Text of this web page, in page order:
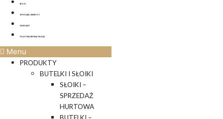
BLOG
WYSYŁKA I ZWROTY
KONTAKT
POLITYKA PRYWATNOŚCI
Menu
PRODUKTY
BUTELKI I SŁOIKI
SŁOIKI –
SPRZEDAŻ
HURTOWA